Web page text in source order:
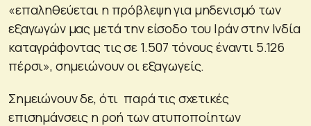
«επαληθεύεται η πρόβλεψη για μηδενισμό των
εξαγωγών μας μετά την είσοδο του Ιράν στην Ινδία
καταγράφοντας τις σε 1.507 τόνους έναντι 5.126
πέρσι», σημειώνουν οι εξαγωγείς.
Σημειώνουν δε, ότι παρά τις σχετικές
επισημάνσεις η ροή των ατυποποίητων